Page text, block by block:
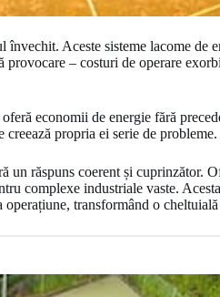
Aceste sisteme lacome de
– costuri de operare
economii de energie fără
propria ei serie de probleme.
răspuns coerent și cuprinzător.
complexe industriale vaste.
transformând o